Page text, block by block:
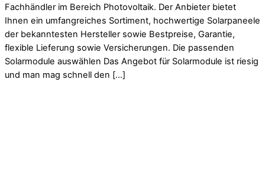
Fachhändler im Bereich Photovoltaik. Der Anbieter bietet
Ihnen ein umfangreiches Sortiment, hochwertige Solarpaneele
der bekanntesten Hersteller sowie Bestpreise, Garantie,
flexible Lieferung sowie Versicherungen. Die passenden
Solarmodule auswählen Das Angebot für Solarmodule ist riesig
und man mag schnell den […]